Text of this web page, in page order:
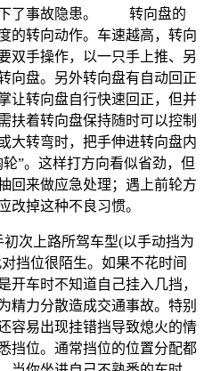
下了事故隐患。 转向盘的
的转向动作。车速越高，转向
双手操作，以一只手上推、另
向盘。另外转向盘有自动回正
让转向盘自行快速回正，但并
扶着转向盘保持随时可以控制
大转弯时，把手伸进转向盘内
”。这样打方向看似省劲，但
回来做应急处理；遇上前轮方
改掉这种不良习惯。
次上路所驾车型(以手动挡为
挡位很陌生。如果不花时间
开车时不知道自己挂入几挡，
精力分散造成交通事故。特别
容易出现挂错挡导致熄火的情
挡位。通常挡位的位置分配都